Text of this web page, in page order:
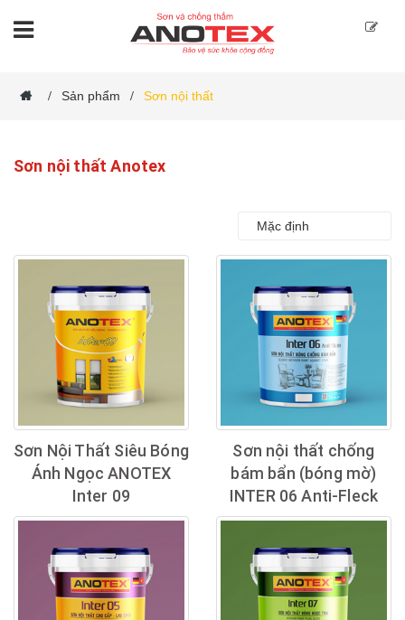
/ Sản phẩm / Sơn nội thất
Sơn nội thất Anotex
Mặc định
Sơn Nội Thất Siêu Bóng
Ánh Ngọc ANOTEX
Inter 09
Sơn nội thất chống
bám bẩn (bóng mờ)
INTER 06 Anti-Fleck